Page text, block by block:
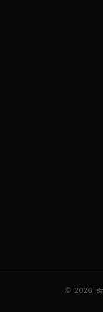
© 2026